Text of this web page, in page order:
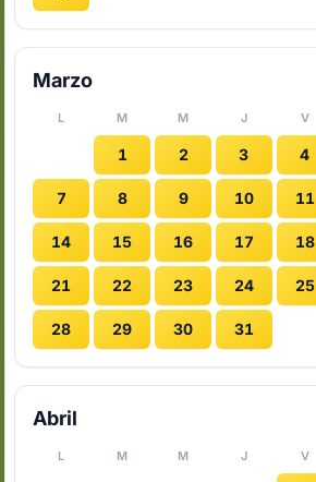
Marzo
L M M J V
1 2 3 4
7 8 9 10 11
14 15 16 17 18
21 22 23 24 25
28 29 30 31
Abril
L M M J V